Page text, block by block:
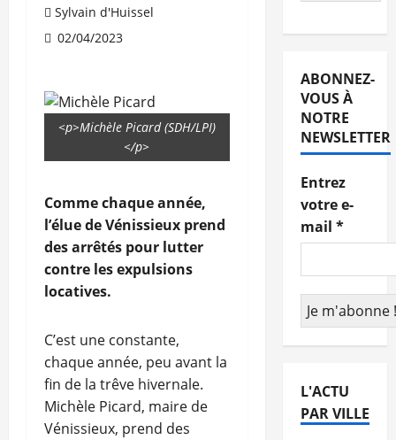
Sylvain d'Huissel
02/04/2023
<p>Michèle Picard (SDH/LPI)
</p>
Comme chaque année,
l’élue de Vénissieux prend
des arrêtés pour lutter
contre les expulsions
locatives.
C’est une constante,
chaque année, peu avant la
fin de la trêve hivernale.
Michèle Picard, maire de
Vénissieux, prend des
ABONNEZ-
VOUS À
NOTRE
NEWSLETTER
Entrez
votre e-
mail *
L'ACTU
PAR VILLE